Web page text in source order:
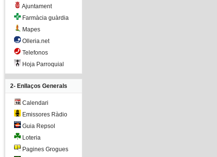
Ajuntament
Farmàcia guàrdia
Mapes
Olleria.net
Telefonos
Hoja Parroquial
2- Enllaços Generals
Calendari
Emissores Ràdio
Guia Repsol
Loteria
Pagines Grogues